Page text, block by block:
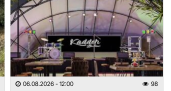
06.08.2026 - 12:00 98